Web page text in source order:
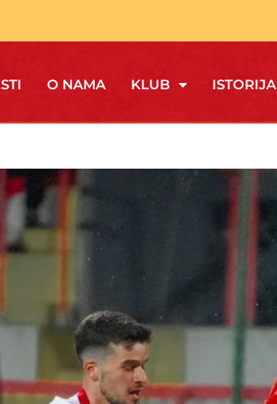
O NAMA KLUB ISTORIJA